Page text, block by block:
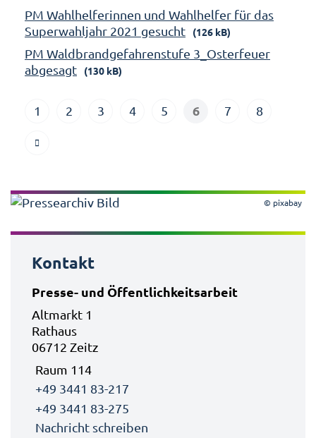
PM Wahlhelferinnen und Wahlhelfer für das
Superwahljahr 2021 gesucht
(126 kB)
PM Waldbrandgefahrenstufe 3_Osterfeuer
abgesagt
(130 kB)
1 2 3 4 5 6 7 8
© pixabay
Kontakt
Presse- und Öffentlichkeitsarbeit
Altmarkt 1
Rathaus
06712 Zeitz
Raum 114
+49 3441 83-217
+49 3441 83-275
Nachricht schreiben